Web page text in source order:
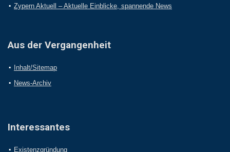
Zypern Aktuell – Aktuelle Einblicke, spannende News
Aus der Vergangenheit
Inhalt/Sitemap
News-Archiv
Interessantes
Existenzgründung